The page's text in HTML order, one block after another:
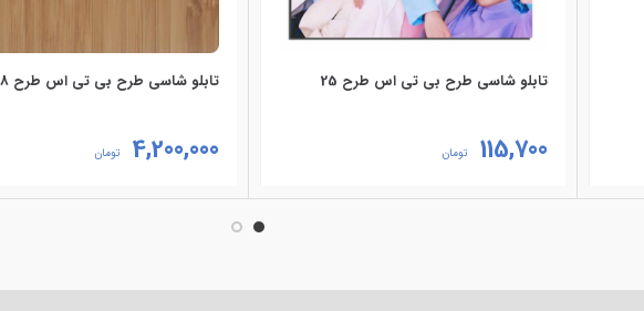
تابلو شاسی طرح بی تی اس طرح 25
115,700 تومان
تابلو شاسی طرح بی تی اس طرح 18
4,200,000 تومان